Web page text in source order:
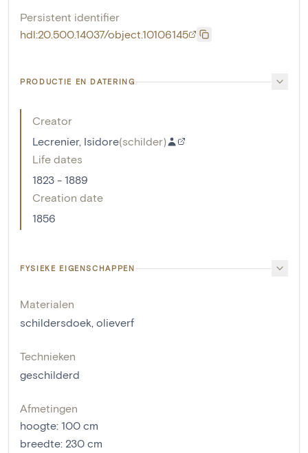
Persistent identifier
hdl:20.500.14037/object.10106145
PRODUCTIE EN DATERING
Creator
Lecrenier, Isidore(schilder)
Life dates
1823 - 1889
Creation date
1856
FYSIEKE EIGENSCHAPPEN
Materialen
schildersdoek, olieverf
Technieken
geschilderd
Afmetingen
hoogte: 100 cm
breedte: 230 cm